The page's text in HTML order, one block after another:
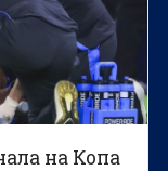
на Копа